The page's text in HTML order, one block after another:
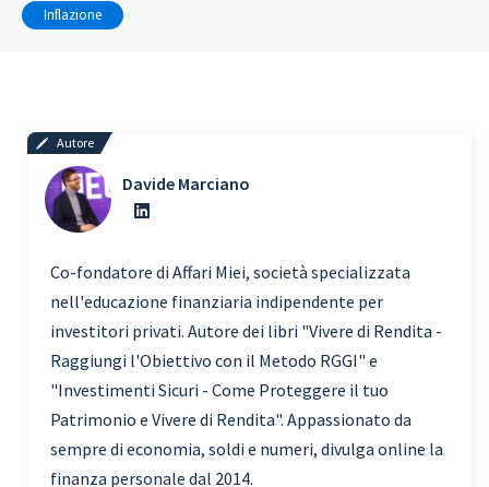
Inflazione
Autore
Davide Marciano
Co-fondatore di Affari Miei, società specializzata
nell'educazione finanziaria indipendente per
investitori privati. Autore dei libri "Vivere di Rendita -
Raggiungi l'Obiettivo con il Metodo RGGI" e
"Investimenti Sicuri - Come Proteggere il tuo
Patrimonio e Vivere di Rendita". Appassionato da
sempre di economia, soldi e numeri, divulga online la
finanza personale dal 2014.